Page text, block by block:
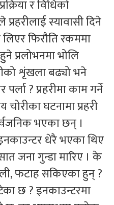
र विधिको
स्यावासी दिने
लिएर फिरौति रकममा
प्रलोभनमा भोलि
शृंखला बढ्यो भने
? प्रहरीमा काम गर्ने
घटनामा प्रहरी
भएका छन् ।
धेरै भएका थिए
जना गुन्डा मारिए । के
फटाह सकिएका हुन् ?
छ ? इनकाउन्टरमा